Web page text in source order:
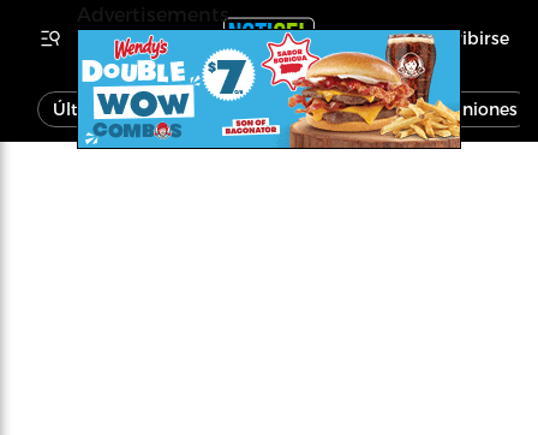
Inscribirse
Última Hora Noticias Economía Opiniones
Advertisements